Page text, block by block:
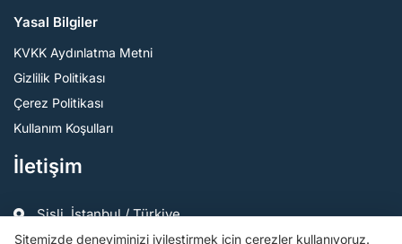
Yasal Bilgiler
KVKK Aydınlatma Metni
Gizlilik Politikası
Çerez Politikası
Kullanım Koşulları
İletişim
Şişli, İstanbul / Türkiye
Sitemizde deneyiminizi iyileştirmek için çerezler kullanıyoruz.